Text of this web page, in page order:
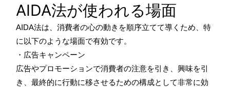
AIDA法が使われる場面
AIDA法は、消費者の心の動きを順序立てて導くため、特
に以下のような場面で有効です。
・広告キャンペーン
広告やプロモーションで消費者の注意を引き、興味を引
き、最終的に行動に移させるための構成として非常に効